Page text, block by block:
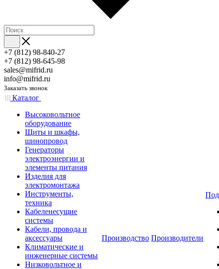
+7 (812) 98-840-27
+7 (812) 98-645-98
sales@mifrid.ru
info@mifrid.ru
Заказать звонок
Каталог
Высоковольтное
оборудование
Щиты и шкафы,
шинопровод
Генераторы
электроэнергии и
элементы питания
Изделия для
электромонтажа
Инструменты,
техника
Кабеленесущие
системы
Кабели, провода и
аксессуары
Климатические и
инженерные системы
Низковольтное и
Производство Производители